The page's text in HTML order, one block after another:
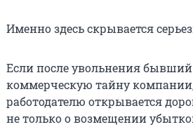
Именно здесь скрывается
Если после увольнения
коммерческую тайну компании,
работодателю открывается
не только о возмещении